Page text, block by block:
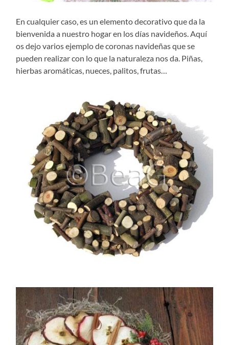
En cualquier caso, es un elemento decorativo que da la
bienvenida a nuestro hogar en los días navideños. Aquí
os dejo varios ejemplo de coronas navideñas que se
pueden realizar con lo que la naturaleza nos da. Piñas,
hierbas aromáticas, nueces, palitos, frutas…